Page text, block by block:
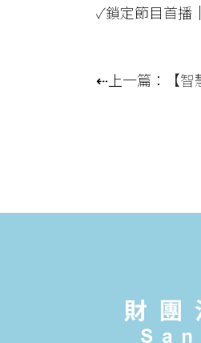
✓鎖定節目首播｜
⇠上一篇：
【